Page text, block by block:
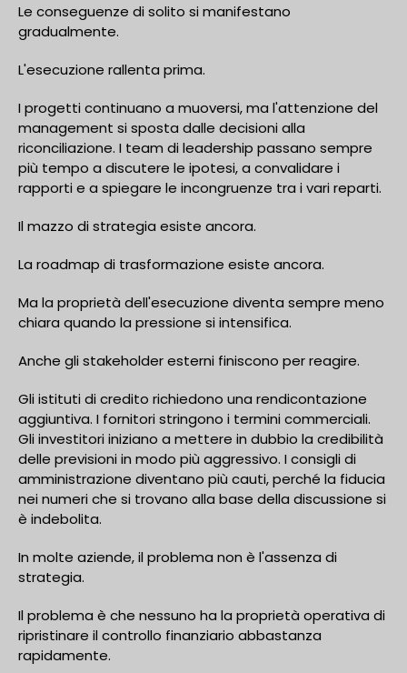
Le conseguenze di solito si manifestano
gradualmente.
L'esecuzione rallenta prima.
I progetti continuano a muoversi, ma l'attenzione del
management si sposta dalle decisioni alla
riconciliazione. I team di leadership passano sempre
più tempo a discutere le ipotesi, a convalidare i
rapporti e a spiegare le incongruenze tra i vari reparti.
Il mazzo di strategia esiste ancora.
La roadmap di trasformazione esiste ancora.
Ma la proprietà dell'esecuzione diventa sempre meno
chiara quando la pressione si intensifica.
Anche gli stakeholder esterni finiscono per reagire.
Gli istituti di credito richiedono una rendicontazione
aggiuntiva. I fornitori stringono i termini commerciali.
Gli investitori iniziano a mettere in dubbio la credibilità
delle previsioni in modo più aggressivo. I consigli di
amministrazione diventano più cauti, perché la fiducia
nei numeri che si trovano alla base della discussione si
è indebolita.
In molte aziende, il problema non è l'assenza di
strategia.
Il problema è che nessuno ha la proprietà operativa di
ripristinare il controllo finanziario abbastanza
rapidamente.